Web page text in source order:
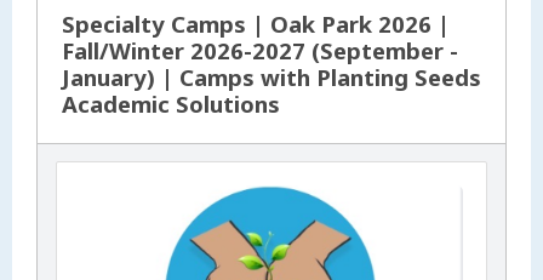
Specialty Camps | Oak Park 2026 |
Fall/Winter 2026-2027 (September -
January) | Camps with Planting Seeds
Academic Solutions